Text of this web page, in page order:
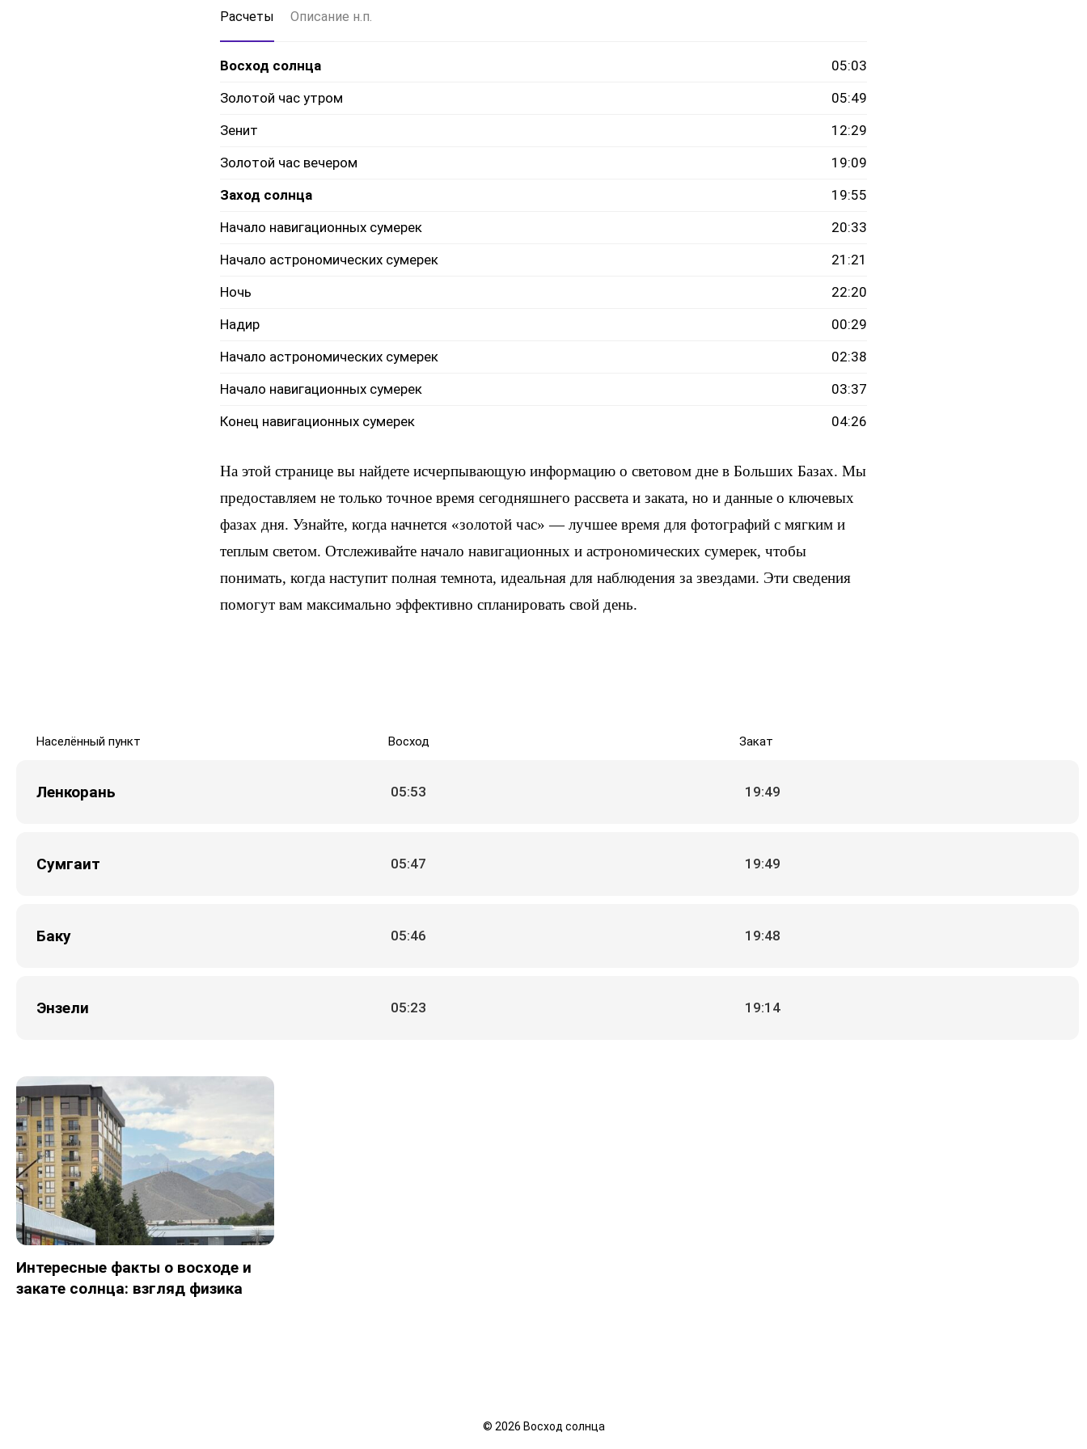
Расчеты Описание н.п.
Восход солнца
05:03
Золотой час утром
05:49
Зенит
12:29
Золотой час вечером
19:09
Заход солнца
19:55
Начало навигационных сумерек
20:33
Начало астрономических сумерек
21:21
Ночь
22:20
Надир
00:29
Начало астрономических сумерек
02:38
Начало навигационных сумерек
03:37
Конец навигационных сумерек
04:26
На этой странице вы найдете исчерпывающую информацию о световом дне в Больших Базах. Мы
предоставляем не только точное время сегодняшнего рассвета и заката, но и данные о ключевых
фазах дня. Узнайте, когда начнется «золотой час» — лучшее время для фотографий с мягким и
теплым светом. Отслеживайте начало навигационных и астрономических сумерек, чтобы
понимать, когда наступит полная темнота, идеальная для наблюдения за звездами. Эти сведения
помогут вам максимально эффективно спланировать свой день.
Населённый пункт Восход Закат
Ленкорань 05:53 19:49
Сумгаит 05:47 19:49
Баку 05:46 19:48
Энзели 05:23 19:14
Интересные факты о восходе и
закате солнца: взгляд физика
© 2026 Восход солнца